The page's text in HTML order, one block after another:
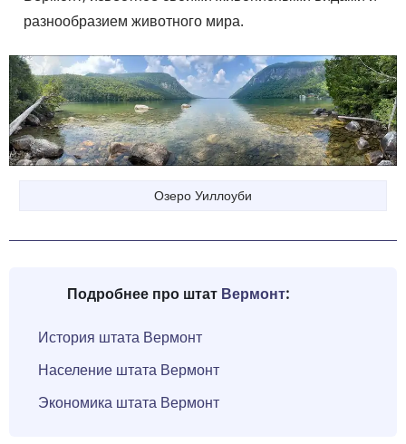
разнообразием животного мира.
Озеро Уиллоуби
Подробнее про штат Вермонт:
История штата Вермонт
Население штата Вермонт
Экономика штата Вермонт